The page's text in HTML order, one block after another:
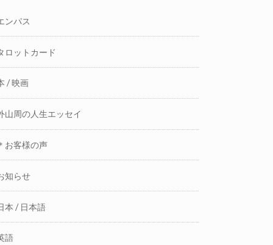
ンパス
ロットカード
/ 映画
山周の人生エッセイ
お客様の声
知らせ
本 / 日本語
語